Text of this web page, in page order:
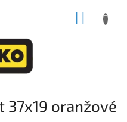
37x19 oranžové